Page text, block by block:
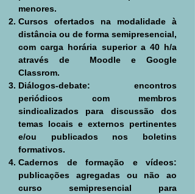
menores.
Cursos ofertados na modalidade à
distância ou de forma semipresencial,
com carga horária superior a 40 h/a
através de Moodle e Google
Classrom.
Diálogos-debate: encontros
periódicos com membros
sindicalizados para discussão dos
temas locais e externos pertinentes
e/ou publicados nos boletins
formativos.
Cadernos de formação e vídeos:
publicações agregadas ou não ao
curso semipresencial para